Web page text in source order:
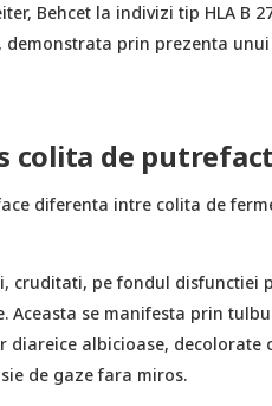
Behcet la indivizi tip HLA B
prin prezenta
colita de
diferenta intre colita de
cruditati, pe fondul disfunctiei
Aceasta se manifesta prin
albicioase, decolorate
de gaze fara miros.